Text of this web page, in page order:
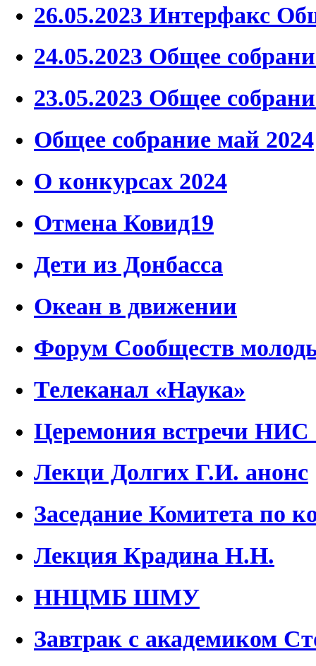
26.05.2023 Интерфакс
24.05.2023 Общее
23.05.2023 Общее
Общее собрание май 2024
О конкурсах 2024
Отмена Ковид19
Дети из Донбасса
Океан в движении
Форум Сообществ
Телеканал «Наука»
Церемония встречи
Лекци Долгих Г.И. анонс
Заседание Комитета по
Лекция Крадина Н.Н.
ННЦМБ ШМУ
Завтрак с академиком